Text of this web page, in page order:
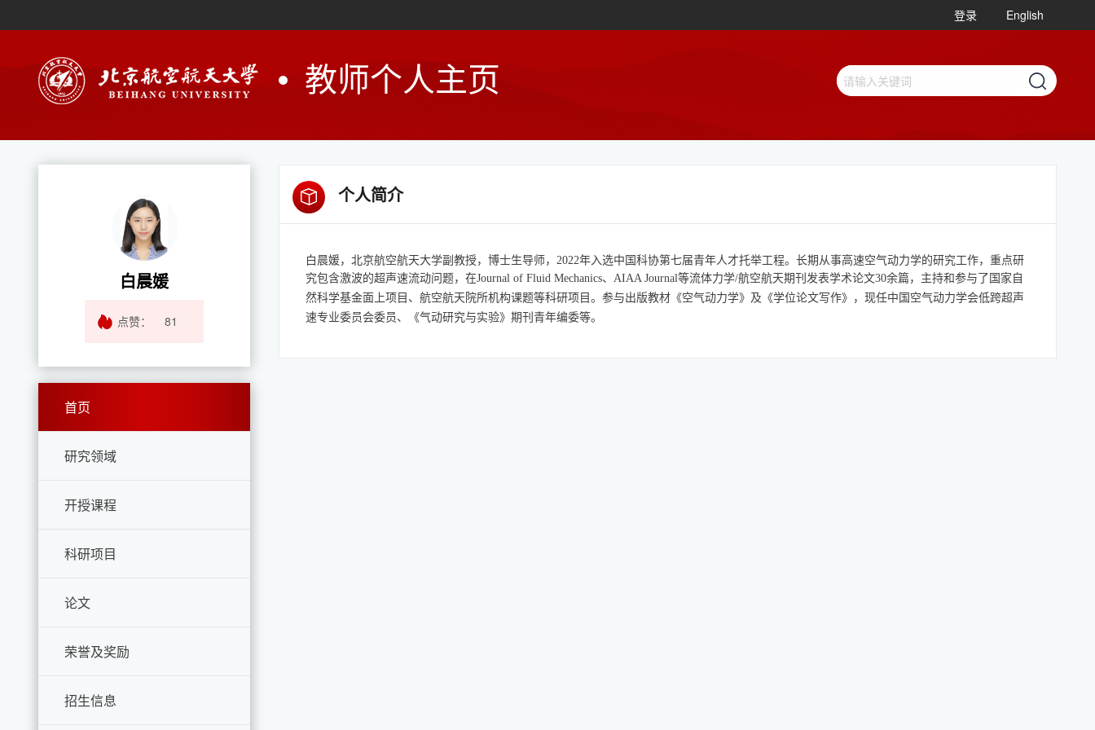
登录 English
教师个人主页
白晨媛
点赞： 81
首页
研究领域
开授课程
科研项目
论文
荣誉及奖励
招生信息
个人简介
白晨媛，北京航空航天大学副教授，博士生导师，2022年入选中国科协第七届青年人才托举工程。长期从事高速空气动力学的研究工作，重点研
究包含激波的超声速流动问题， 在Journal of Fluid Mechanics、AIAA Journal等流体力学/航空航天期刊发表学术论文30余篇，主持和参与了 国家自
然科学基金面上项目、航空航天院所机构课题等科研项目。参与出版教材《空气动力学》及《学位论文写作》，现任中国空气动力学会低跨超声
速专业委员会委员、《气动研究与实验》期刊青年编委等。